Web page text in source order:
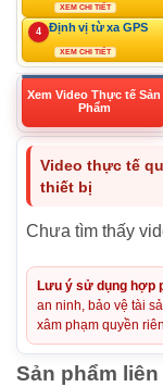
XEM CHI TIẾT
4 Định vị từ xa GPS
XEM CHI TIẾT
Xem Video Thực tế Sản
Phẩm
Video thực tế
thiết bị
Chưa tìm thấy
Lưu ý sử dụng hợp
an ninh, bảo vệ tài
xâm phạm quyền
Sản phẩm